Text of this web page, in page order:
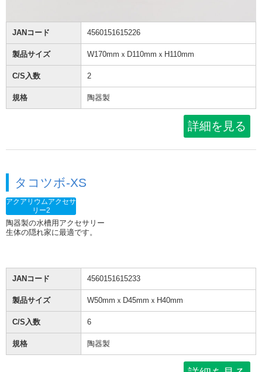
JANコード 4560151615226
製品サイズ W170mmｘD110mmｘH110mm
C/S入数 2
規格 陶器製
詳細を見る
タコツボ-XS
アクアリウムアクセサ
リー2
陶器製の水槽用アクセサリー
生体の隠れ家に最適です。
JANコード 4560151615233
製品サイズ W50mmｘD45mmｘH40mm
C/S入数 6
規格 陶器製